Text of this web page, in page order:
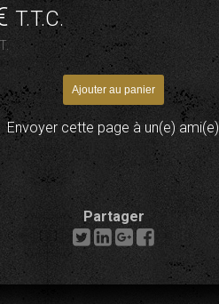
T.T.C.
Envoyer cette page à un(e) ami(e)
Partager